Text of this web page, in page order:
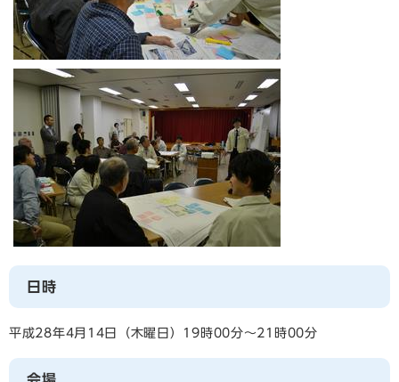
日時
平成28年4月14日（木曜日）19時00分～21時00分
会場